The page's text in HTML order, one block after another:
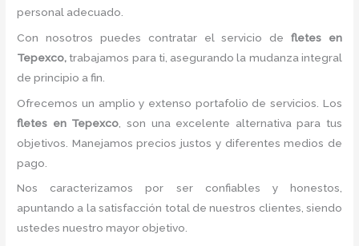
personal adecuado.
Con nosotros puedes contratar el servicio defletes en
Tepexco, trabajamos para ti, asegurando la mudanza integral
de principio a fin.
Ofrecemos un amplio y extenso portafolio de servicios. Los
fletes en Tepexco , son una excelente alternativa para tus
objetivos. Manejamos precios justos y diferentes medios de
pago.
Nos caracterizamos por ser confiables y honestos,
apuntando a la satisfacción total de nuestros clientes, siendo
ustedes nuestro mayor objetivo.